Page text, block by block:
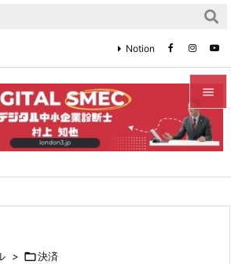


メニュ

Notion
> 決済